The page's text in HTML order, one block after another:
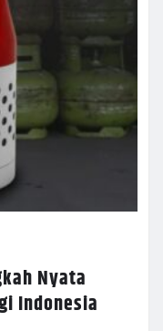
Nyata
Indonesia